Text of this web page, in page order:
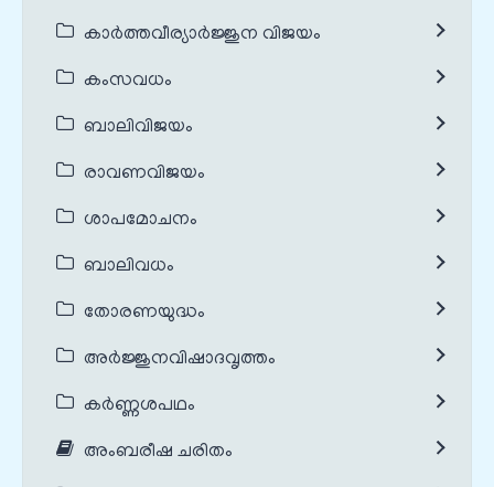
കാർത്തവീര്യാർജ്ജുന വിജയം
കംസവധം
ബാലിവിജയം
രാവണവിജയം
ശാപമോചനം
ബാലിവധം
തോരണയുദ്ധം
അർജ്ജുനവിഷാദവൃത്തം
കർണ്ണശപഥം
അംബരീഷ ചരിതം